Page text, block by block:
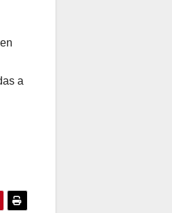
a